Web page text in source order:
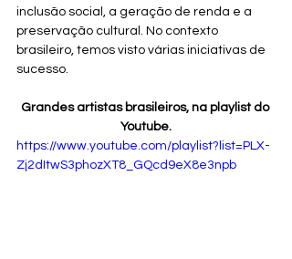
inclusão social, a geração de renda e a
preservação cultural. No contexto
brasileiro, temos visto várias iniciativas de
sucesso.
Grandes artistas brasileiros, na playlist do
Youtube.
https://www.youtube.com/playlist?list=PLX-
Zj2dItwS3phozXT8_GQcd9eX8e3npb